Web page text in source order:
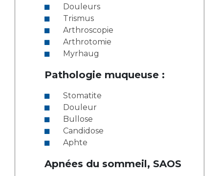
Douleurs
Trismus
Arthroscopie
Arthrotomie
Myrhaug
Pathologie muqueuse :
Stomatite
Douleur
Bullose
Candidose
Aphte
Apnées du sommeil, SAOS